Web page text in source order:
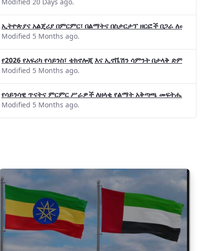
ኢትዮጵያና አልጄሪያ በምርምር፣ በልማትና በስታርታፕ ዘርፎች በጋራ ለመስራት መከሩ፡፡
Modified 5 Months ago.
የ2026 የአፍሪካ የሳይንስ፣ ቴክኖሎጂ እና ኢኖቬሽን ሳምንት በታላቅ ድምቀት
Modified 5 Months ago.
የሳይንሳዊ ጥናትና ምርምር ሥራዎች ለዘላቂ የልማት አቅጣጫ መፍትሔ ጠቋሚ
Modified 5 Months ago.